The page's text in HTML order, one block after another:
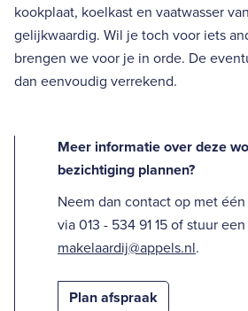
kookplaat, koelkast en vaatwasser
gelijkwaardig. Wil je toch voor iets
brengen we voor je in orde. De
dan eenvoudig verrekend.
Meer informatie over deze
bezichtiging plannen?
Neem dan contact op met
via 013 - 534 91 15 of stuur
makelaardij@appels.nl.
Plan afspraak